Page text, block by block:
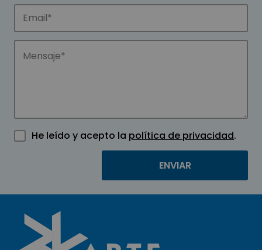
He leído y acepto la política de privacidad.